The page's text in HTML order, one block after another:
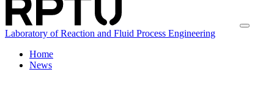
Laboratory of Reaction and Fluid Process Engineering
Home
News